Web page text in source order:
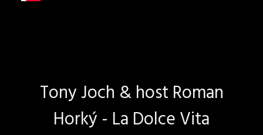
Tony Joch & host Roman
Horký - La Dolce Vita